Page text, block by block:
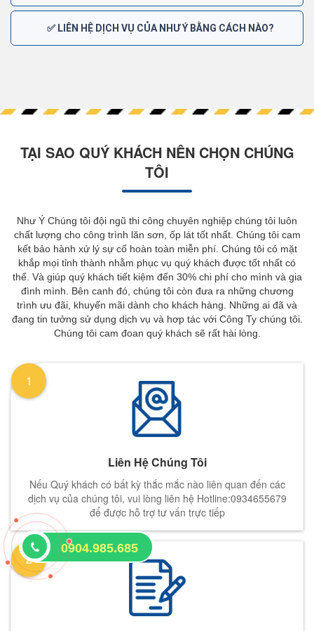
✅ LIÊN HỆ DỊCH VỤ CỦA NHƯ Ý BẰNG CÁCH NÀO?
TẠI SAO QUÝ KHÁCH NÊN CHỌN CHÚNG
TÔI
Như Ý Chúng tôi đội ngũ thi công chuyên nghiệp chúng tôi luôn
chất lượng cho công trình lăn sơn, ốp lát tốt nhất. Chúng tôi cam
kết bảo hành xử lý sự cố hoàn toàn miễn phí. Chúng tôi có mặt
khắp mọi tỉnh thành nhằm phục vụ quý khách được tốt nhất có
thể. Và giúp quý khách tiết kiệm đến 30% chi phí cho mình và gia
đình mình. Bên canh đó, chúng tôi còn đưa ra những chương
trình ưu đãi, khuyến mãi dành cho khách hàng. Những ai đã và
đang tin tưởng sử dụng dịch vụ và hơp tác với Công Ty chúng tôi.
Chúng tôi cam đoan quý khách sẽ rất hài lòng.
Liên Hệ Chúng Tôi
Nếu Quý khách có bất kỳ thắc mắc nào liên quan đến các
dịch vụ của chúng tôi, vui lòng liên hệ Hotline:0934655679
để được hỗ trợ tư vấn trực tiếp
1
2
0904.985.685